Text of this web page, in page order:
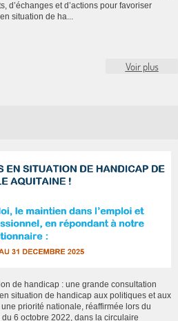
d’échanges et d’actions pour favoriser
situation de ha...
Voir plus
de handicap : une grande consultation
situation de handicap aux politiques et aux
priorité nationale, réaffirmée lors du
6 octobre 2022, dans la circulaire